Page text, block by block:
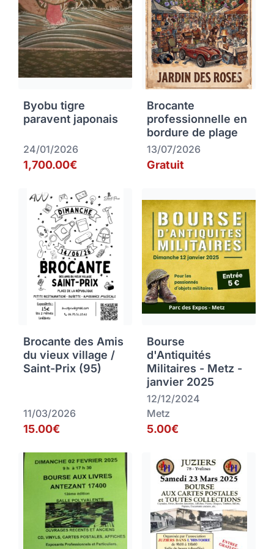
Byobu tigre
paravent japonais
24/01/2026
1,700.00€
Brocante
professionnelle en
bordure de plage
13/07/2026
Gratuit
Brocante des Amis
du vieux village /
Saint-Prix (95)
11/03/2026
15.00€
Bourse
d'Antiquités
Militaires - Metz -
janvier 2025
12/12/2024
Metz
5.00€